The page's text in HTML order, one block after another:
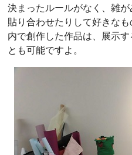
決まったルールがなく、雑が
貼り合わせたりして好きな
内で創作した作品は、展示
とも可能ですよ。